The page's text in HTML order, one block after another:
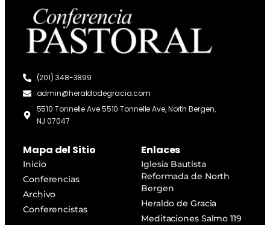
(201) 348-3899
admin@heraldodegracia.com
5510 Tonnelle Ave 5510 Tonnelle Ave, North Bergen,
NJ 07047
Mapa del Sitio
Inicio
Conferencias
Archivo
Conferencistas
Enlaces
Iglesia Bautista
Reformada de North
Bergen
Heraldo de Gracia
Meditaciones Salmo 119